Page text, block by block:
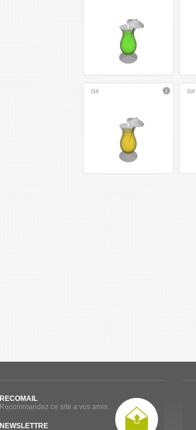
Gif Gif
RECOMAIL
Recommandez ce site a vos amis.
NEWSLETTRE